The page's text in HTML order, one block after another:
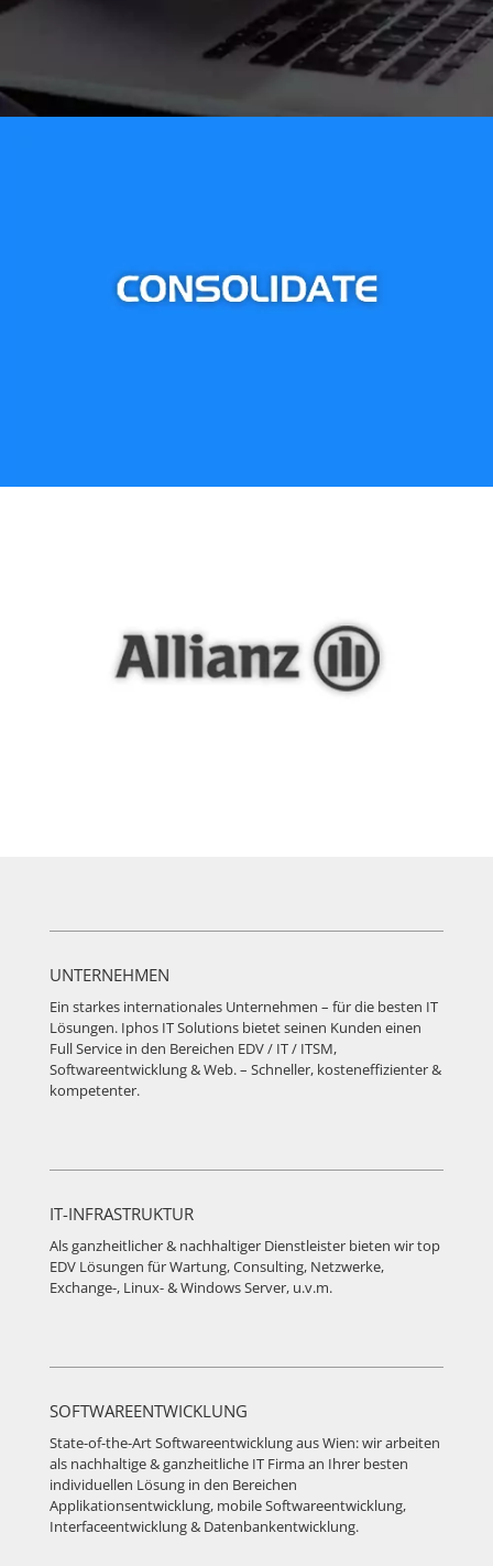
UNTERNEHMEN
Ein starkes internationales Unternehmen – für die besten IT
Lösungen. Iphos IT Solutions bietet seinen Kunden einen
Full Service in den Bereichen EDV / IT / ITSM,
Softwareentwicklung & Web. – Schneller, kosteneffizienter &
kompetenter.
IT-INFRASTRUKTUR
Als ganzheitlicher & nachhaltiger Dienstleister bieten wir top
EDV Lösungen für Wartung, Consulting, Netzwerke,
Exchange-, Linux- & Windows Server, u.v.m.
SOFTWAREENTWICKLUNG
State-of-the-Art Softwareentwicklung aus Wien: wir arbeiten
als nachhaltige & ganzheitliche IT Firma an Ihrer besten
individuellen Lösung in den Bereichen
Applikationsentwicklung, mobile Softwareentwicklung,
Interfaceentwicklung & Datenbankentwicklung.